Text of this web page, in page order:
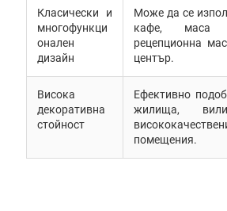
Класически и
многофункци
онален
дизайн
Може да се
кафе, маса
рецепционна
център.
Висока
декоративна
стойност
Ефективно
жилища,
помещения.